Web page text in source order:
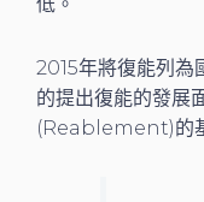
低。
2015年將復能列為
的提出復能的發展
(Reablement)的